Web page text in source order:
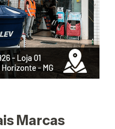
Marcas